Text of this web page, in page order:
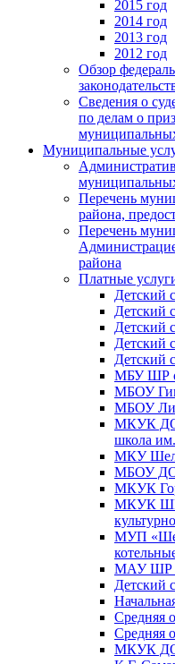
2015 год
2014 год
2013 год
2012 год
Обзор
Сведения о
по делам о
Муниципальные
Перечень
района,
Перечень
района
Платные
Детский
Детский
Детский
Детский
Детский
МБУ ШР
МБОУ
МБОУ
МКУК ДО
школа
МКУ
МБОУ ДО
МКУК
МКУК ШР
МУП
МАУ ШР
Детский
Средняя
Средняя
МКУК ДО